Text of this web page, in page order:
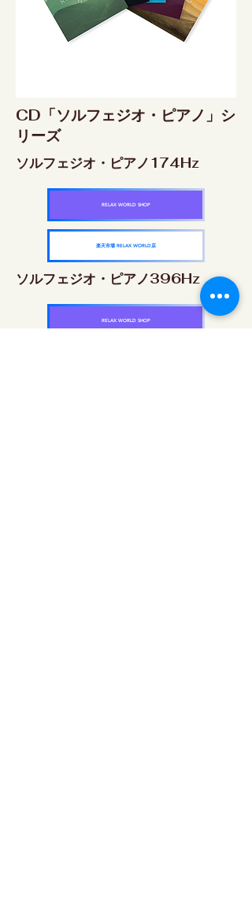
CD「ソルフェジオ・ピアノ」シ
リーズ
ソルフェジオ・ピアノ174Hz
RELAX WORLD SHOP
楽天市場 RELAX WORLD店
ソルフェジオ・ピアノ396Hz
RELAX WORLD SHOP